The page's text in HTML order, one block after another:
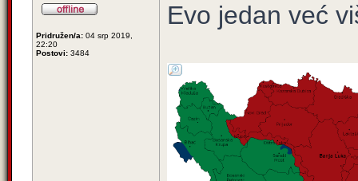
Pridružen/a: 04 srp 2019,
22:20
Postovi: 3484
Evo jedan već